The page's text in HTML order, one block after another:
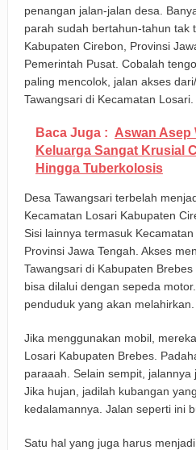
penangan jalan-jalan desa.
parah sudah bertahun-tahun tak
Kabupaten Cirebon, Provinsi
Pemerintah Pusat. Cobalah
paling mencolok, jalan akses
Tawangsari di Kecamatan Losari.
Baca Juga : Aswan Asep
Keluarga Sangat Krusial
Hingga Tuberkolosis
Desa Tawangsari terbelah
Kecamatan Losari Kabupaten
Sisi lainnya termasuk
Provinsi Jawa Tengah. Akses
Tawangsari di Kabupaten
bisa dilalui dengan sepeda
penduduk yang akan melahirkan.
Jika menggunakan mobil,
Losari Kabupaten Brebes.
paraaah. Selain sempit, jalannya
Jika hujan, jadilah kubangan
kedalamannya. Jalan seperti ini
Satu hal yang juga harus